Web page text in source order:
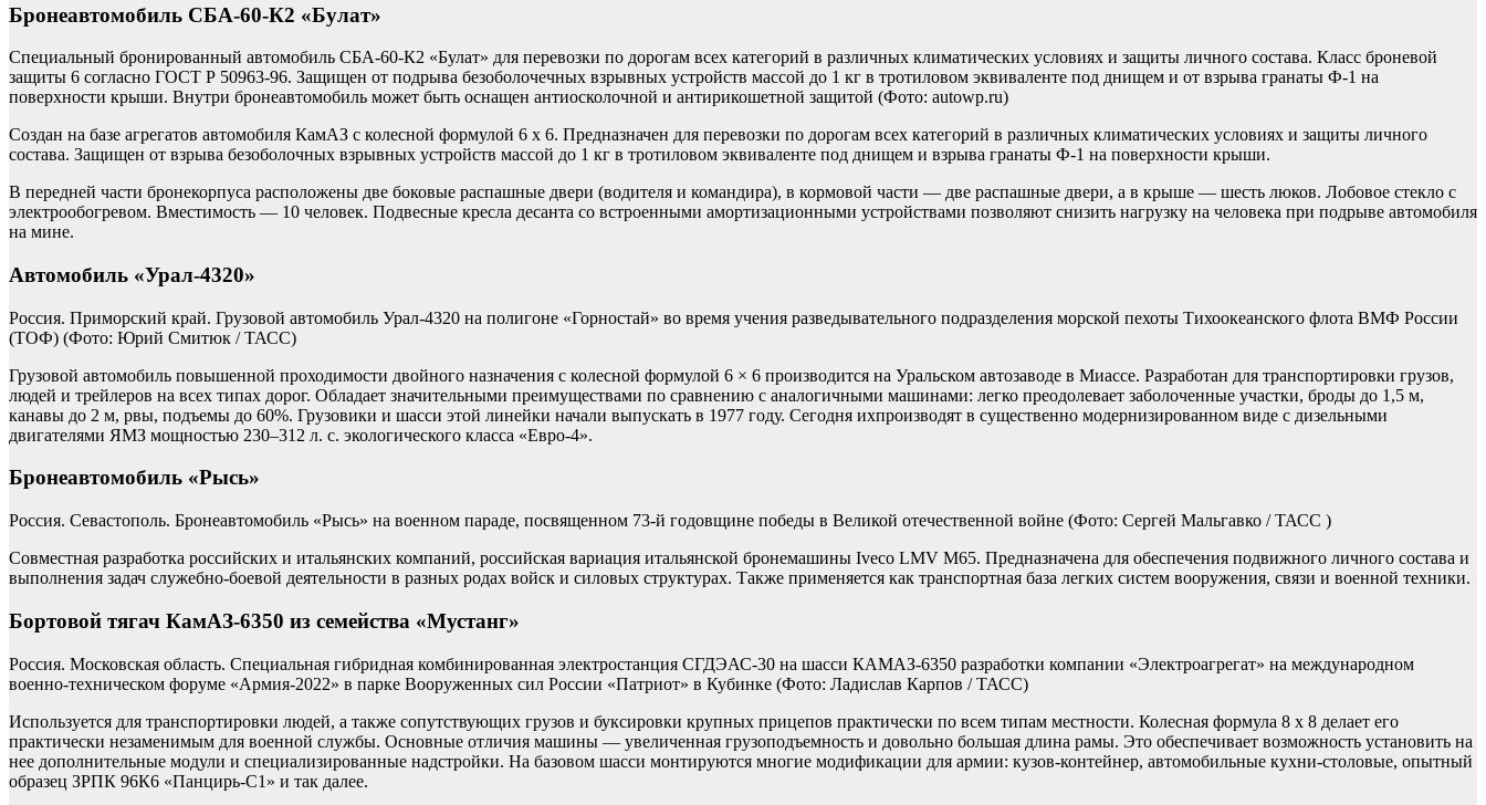
Бронеавтомобиль СБА-60-К2 «Булат»
Специальный бронированный автомобиль СБА-60-К2 «Булат» для перевозки по дорогам всех категорий в различных климатических условиях и защиты личного состава. Класс броневой
защиты 6 согласно ГОСТ Р 50963-96. Защищен от подрыва безоболочечных взрывных устройств массой до 1 кг в тротиловом эквиваленте под днищем и от взрыва гранаты Ф-1 на
поверхности крыши. Внутри бронеавтомобиль может быть оснащен антиосколочной и антирикошетной защитой (Фото: autowp.ru)
Создан на базе агрегатов автомобиля КамАЗ с колесной формулой 6 х 6. Предназначен для перевозки по дорогам всех категорий в различных климатических условиях и защиты личного
состава. Защищен от взрыва безоболочных взрывных устройств массой до 1 кг в тротиловом эквиваленте под днищем и взрыва гранаты Ф-1 на поверхности крыши.
В передней части бронекорпуса расположены две боковые распашные двери (водителя и командира), в кормовой части — две распашные двери, а в крыше — шесть люков. Лобовое стекло с
электрообогревом. Вместимость — 10 человек. Подвесные кресла десанта со встроенными амортизационными устройствами позволяют снизить нагрузку на человека при подрыве автомобиля
на мине.
Автомобиль «Урал-4320»
Россия. Приморский край. Грузовой автомобиль Урал-4320 на полигоне «Горностай» во время учения разведывательного подразделения морской пехоты Тихоокеанского флота ВМФ России
(ТОФ) (Фото: Юрий Смитюк / ТАСС)
Грузовой автомобиль повышенной проходимости двойного назначения с колесной формулой 6 × 6 производится на Уральском автозаводе в Миассе. Разработан для транспортировки грузов,
людей и трейлеров на всех типах дорог. Обладает значительными преимуществами по сравнению с аналогичными машинами: легко преодолевает заболоченные участки, броды до 1,5 м,
канавы до 2 м, рвы, подъемы до 60%. Грузовики и шасси этой линейки начали выпускать в 1977 году. Сегодня ихпроизводят в существенно модернизированном виде с дизельными
двигателями ЯМЗ мощностью 230–312 л. с. экологического класса «Евро-4».
Бронеавтомобиль «Рысь»
Россия. Севастополь. Бронеавтомобиль «Рысь» на военном параде, посвященном 73-й годовщине победы в Великой отечественной войне (Фото: Сергей Мальгавко / ТАСС )
Совместная разработка российских и итальянских компаний, российская вариация итальянской бронемашины Iveco LMV M65. Предназначена для обеспечения подвижного личного состава и
выполнения задач служебно-боевой деятельности в разных родах войск и силовых структурах. Также применяется как транспортная база легких систем вооружения, связи и военной техники.
Бортовой тягач КамАЗ-6350 из семейства «Мустанг»
Россия. Московская область. Специальная гибридная комбинированная электростанция СГДЭАС-30 на шасси КАМАЗ-6350 разработки компании «Электроагрегат» на международном
военно-техническом форуме «Армия-2022» в парке Вооруженных сил России «Патриот» в Кубинке (Фото: Ладислав Карпов / ТАСС)
Используется для транспортировки людей, а также сопутствующих грузов и буксировки крупных прицепов практически по всем типам местности. Колесная формула 8 х 8 делает его
практически незаменимым для военной службы. Основные отличия машины — увеличенная грузоподъемность и довольно большая длина рамы. Это обеспечивает возможность установить на
нее дополнительные модули и специализированные надстройки. На базовом шасси монтируются многие модификации для армии: кузов-контейнер, автомобильные кухни-столовые, опытный
образец ЗРПК 96К6 «Панцирь-С1» и так далее.